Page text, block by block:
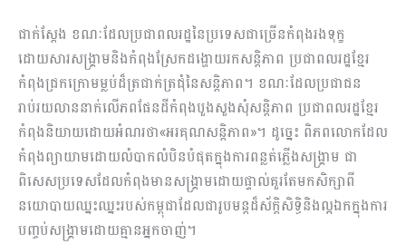
ជាក់ស្តែង ខណៈដែលប្រជាពលរដ្ឋនៃប្រទេសជាច្រើនកំពុងរងទុក្ខ
ដោយសារសង្គ្រាមនិងកំពុងស្រែកដង្ហោយរកសន្តិភាព ប្រជាពលរដ្ឋខ្មែរ
កំពុងជ្រកក្រោមម្លប់ដ៏ត្រជាក់ត្រជុំនៃសន្តិភាព។ ខណៈដែលប្រជាជន
រាប់រយលាននាក់លើភពផែនដីកំពុងបួងសួងសុំសន្តិភាព ប្រជាពលរដ្ឋខ្មែរ
កំពុងនិយាយដោយអំណរថា«អរគុណសន្តិភាព»។ ដូច្នេះ ពិភពលោកដែល
កំពុងព្យាយាមដោយលំបាកលំបិនបំផុតក្នុងការពន្លត់ភ្លើងសង្គ្រាម ជា
ពិសេសប្រទេសដែលកំពុងមានសង្គ្រាមដោយផ្ទាល់គួរតែមកសិក្សាពី
នយោបាយឈ្នះឈ្នះរបស់កម្ពុជាដែលជារូបមន្តដ៏ស័ក្តិសិទ្ធិនិងល្អឯកក្នុងការ
បញ្ចប់សង្គ្រាមដោយគ្មានអ្នកចាញ់។